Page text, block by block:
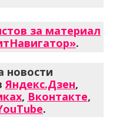
за материал
.
новости
Яндекс.Дзен,
, Вконтакте,
.